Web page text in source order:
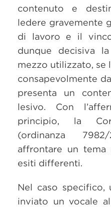
contenuto e
ledere gravemente
di lavoro e il
dunque decisiva
mezzo utilizzato, se
consapevolmente
presenta un
lesivo. Con
principio, la
(ordinanza
affrontare un
esiti differenti.
Nel caso specifico,
inviato un vocale